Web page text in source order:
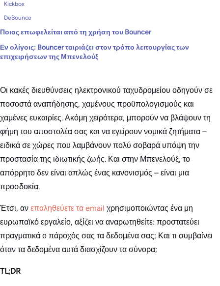
Kickbox
DeBounce
Ποιος επωφελείται από τη χρήση του Bouncer
Εν ολίγοις: Bouncer ταιριάζει στον τρόπο λειτουργίας των
επιχειρήσεων της Μπενελούξ
Οι κακές διευθύνσεις ηλεκτρονικού ταχυδρομείου οδηγούν σε
ποσοστά αναπήδησης, χαμένους προϋπολογισμούς και
χαμένες ευκαιρίες. Ακόμη χειρότερα, μπορούν να βλάψουν τη
φήμη του αποστολέα σας και να εγείρουν νομικά ζητήματα –
ειδικά σε χώρες που λαμβάνουν πολύ σοβαρά υπόψη την
προστασία της ιδιωτικής ζωής. Και στην Μπενελούξ, το
απόρρητο δεν είναι απλώς ένας κανονισμός – είναι μια
προσδοκία.
Έτσι, αν επαληθεύετε τα email χρησιμοποιώντας ένα μη
ευρωπαϊκό εργαλείο, αξίζει να αναρωτηθείτε: προστατεύει
πραγματικά ο πάροχός σας τα δεδομένα σας; Και τι συμβαίνει
όταν τα δεδομένα αυτά διασχίζουν τα σύνορα;
TL;DR